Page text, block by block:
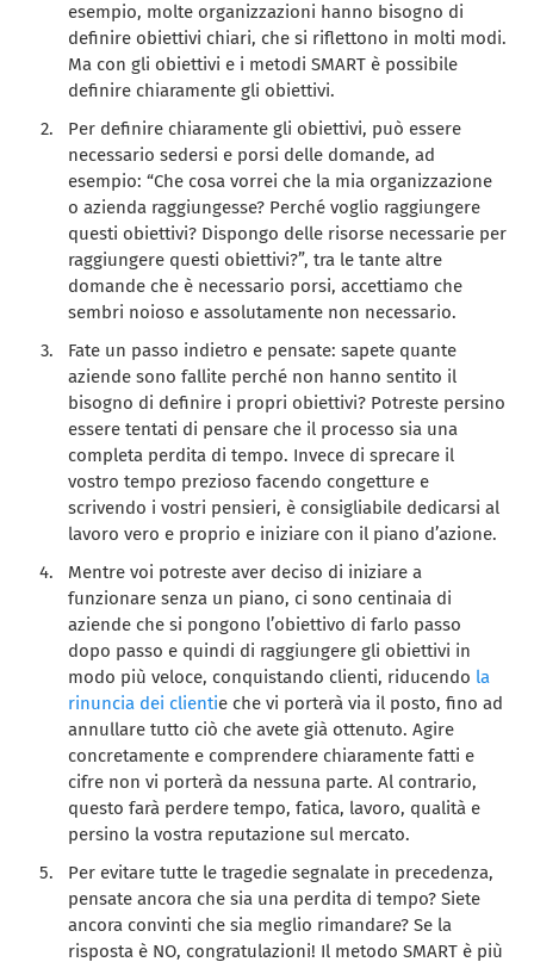
esempio, molte organizzazioni hanno bisogno di
definire obiettivi chiari, che si riflettono in molti modi.
Ma con gli obiettivi e i metodi SMART è possibile
definire chiaramente gli obiettivi.
Per definire chiaramente gli obiettivi, può essere
necessario sedersi e porsi delle domande, ad
esempio: “Che cosa vorrei che la mia organizzazione
o azienda raggiungesse? Perché voglio raggiungere
questi obiettivi? Dispongo delle risorse necessarie per
raggiungere questi obiettivi?”, tra le tante altre
domande che è necessario porsi, accettiamo che
sembri noioso e assolutamente non necessario.
Fate un passo indietro e pensate: sapete quante
aziende sono fallite perché non hanno sentito il
bisogno di definire i propri obiettivi? Potreste persino
essere tentati di pensare che il processo sia una
completa perdita di tempo. Invece di sprecare il
vostro tempo prezioso facendo congetture e
scrivendo i vostri pensieri, è consigliabile dedicarsi al
lavoro vero e proprio e iniziare con il piano d’azione.
Mentre voi potreste aver deciso di iniziare a
funzionare senza un piano, ci sono centinaia di
aziende che si pongono l’obiettivo di farlo passo
dopo passo e quindi di raggiungere gli obiettivi in
modo più veloce, conquistando clienti, riducendo la
rinuncia dei clientie che vi porterà via il posto, fino ad
annullare tutto ciò che avete già ottenuto. Agire
concretamente e comprendere chiaramente fatti e
cifre non vi porterà da nessuna parte. Al contrario,
questo farà perdere tempo, fatica, lavoro, qualità e
persino la vostra reputazione sul mercato.
Per evitare tutte le tragedie segnalate in precedenza,
pensate ancora che sia una perdita di tempo? Siete
ancora convinti che sia meglio rimandare? Se la
risposta è NO, congratulazioni! Il metodo SMART è più